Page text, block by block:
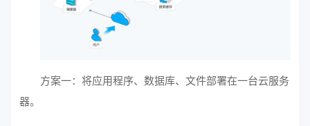
方案一：将应用程序、数据库、文件部署在一台云服务
器。